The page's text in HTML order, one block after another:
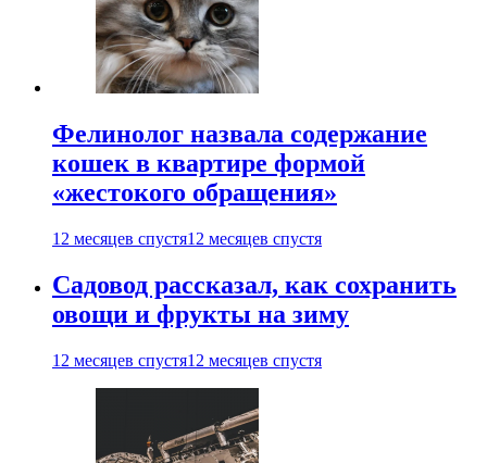
Фелинолог назвала содержание
кошек в квартире формой
«жестокого обращения»
12 месяцев спустя12 месяцев спустя
Садовод рассказал, как сохранить
овощи и фрукты на зиму
12 месяцев спустя12 месяцев спустя